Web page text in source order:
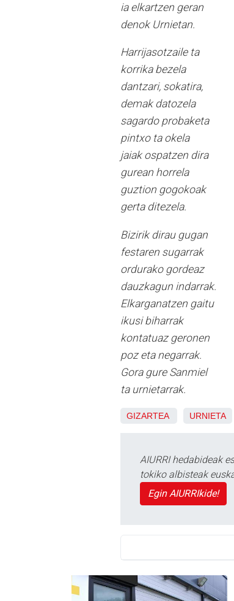
ia elkartzen geran
denok Urnietan.
Harrijasotzaile ta
korrika bezela
dantzari, sokatira,
demak datozela
sagardo probaketa
pintxo ta okela
jaiak ospatzen dira
gurean horrela
guztion gogokoak
gerta ditezela.
Bizirik dirau gugan
festaren sugarrak
ordurako gordeaz
dauzkagun indarrak.
Elkarganatzen gaitu
ikusi biharrak
kontatuaz geronen
poz eta negarrak.
Gora gure Sanmiel
ta urnietarrak.
GIZARTEA URNIETA
AIURRI hedabideak
tokiko albisteak
Egin AIURRIkide!